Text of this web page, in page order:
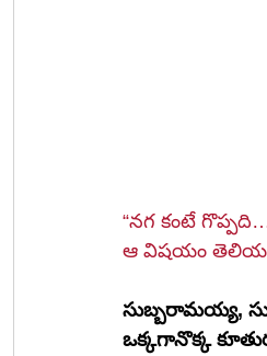
“నగ కంటే
ఆ విషయం
​సుబ్బరామయ్య,
ఒక్కగానొక్క